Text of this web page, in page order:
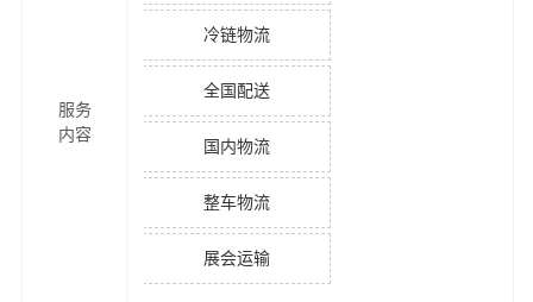
服务
内容
冷链物流
全国配送
国内物流
整车物流
展会运输